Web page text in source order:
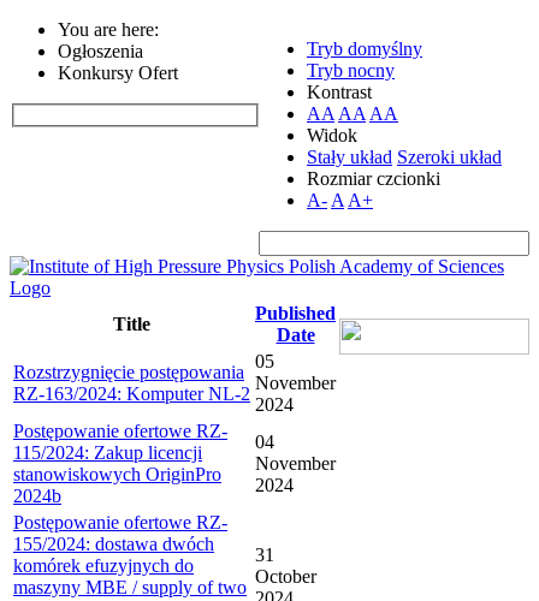
Tryb domyślny
Tryb nocny
Kontrast
AA AA AA
Widok
Stały układ Szeroki układ
Rozmiar czcionki
A- A A+
You are here:
Ogłoszenia
Konkursy Ofert
Title
Published
Date
Rozstrzygnięcie postępowania
RZ-163/2024: Komputer NL-2
05
November
2024
Postępowanie ofertowe RZ-
115/2024: Zakup licencji
stanowiskowych OriginPro
2024b
04
November
2024
Postępowanie ofertowe RZ-
155/2024: dostawa dwóch
komórek efuzyjnych do
maszyny MBE / supply of two
31
October